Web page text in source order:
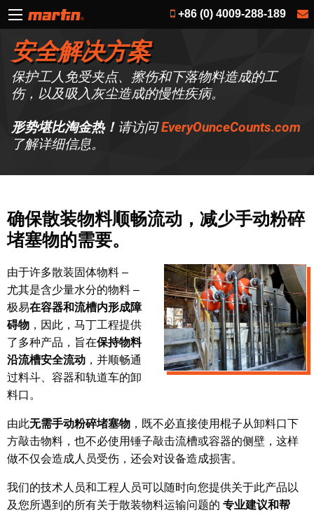
+86 (0) 4009-288-189
安全解决方案
保护工人免受夹点、擦伤和下落物料造成的工
伤，以及吸入灰尘造成的慢性疾病。
形势堪比淘金热！ 请访问EveryOunceCounts.com
了解详细信息。
确保散装物料顺畅流动，减少手动粉碎
堵塞物的需要。
由于许多散装固体物料 –
尤其是含少量水分的物料 –
极易在容器和流槽内形成障
碍物 ，因此，马丁工程提供
了多种产品，旨在保持物料
沿流槽安全流动 ，并顺畅通
过料斗、容器和轨道车的卸
料口。
由此无需手动粉碎堵塞物 ，既不必直接使用棍子从卸料口下
方敲击物料，也不必使用锤子敲击流槽或容器的侧壁，这样
做不仅会造成人员受伤，还会对设备造成损害。
我们的技术人员和工程人员可以随时向您提供关于此产品以
及您所遇到的所有关于散装物料运输问题的 专业建议和帮